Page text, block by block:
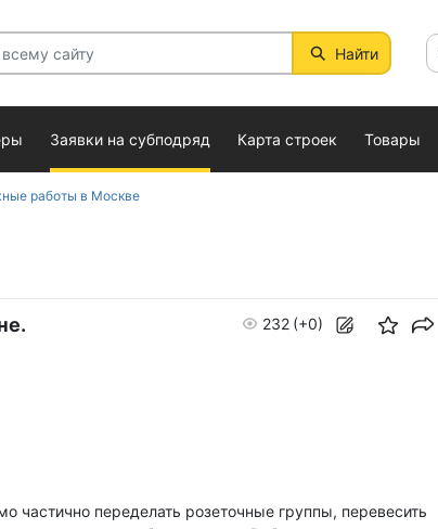
Найти
Заявки на субподряд Карта строек Товары
работы в Москве
232 (+0)
переделать розеточные группы, перевесить